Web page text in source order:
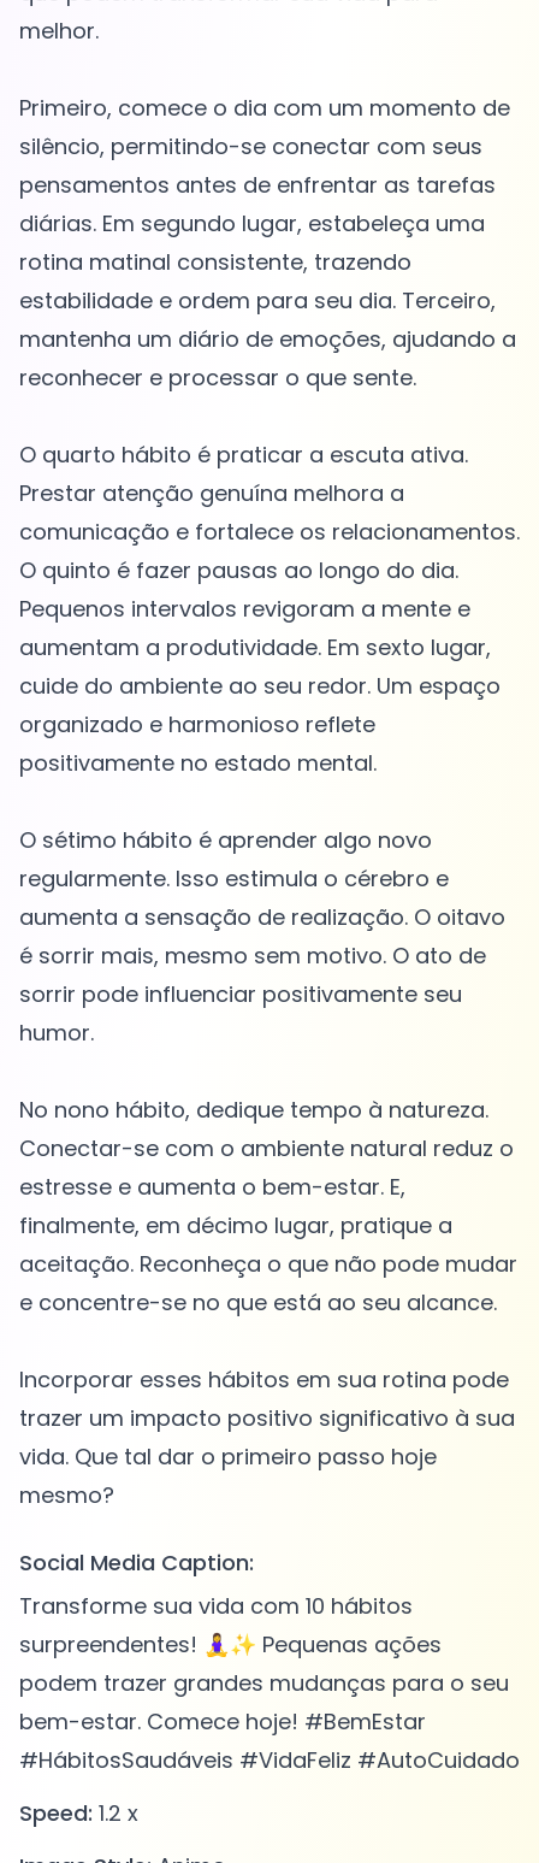
melhor.
Primeiro, comece o dia com um momento de
silêncio, permitindo-se conectar com seus
pensamentos antes de enfrentar as tarefas
diárias. Em segundo lugar, estabeleça uma
rotina matinal consistente, trazendo
estabilidade e ordem para seu dia. Terceiro,
mantenha um diário de emoções, ajudando a
reconhecer e processar o que sente.
O quarto hábito é praticar a escuta ativa.
Prestar atenção genuína melhora a
comunicação e fortalece os relacionamentos.
O quinto é fazer pausas ao longo do dia.
Pequenos intervalos revigoram a mente e
aumentam a produtividade. Em sexto lugar,
cuide do ambiente ao seu redor. Um espaço
organizado e harmonioso reflete
positivamente no estado mental.
O sétimo hábito é aprender algo novo
regularmente. Isso estimula o cérebro e
aumenta a sensação de realização. O oitavo
é sorrir mais, mesmo sem motivo. O ato de
sorrir pode influenciar positivamente seu
humor.
No nono hábito, dedique tempo à natureza.
Conectar-se com o ambiente natural reduz o
estresse e aumenta o bem-estar. E,
finalmente, em décimo lugar, pratique a
aceitação. Reconheça o que não pode mudar
e concentre-se no que está ao seu alcance.
Incorporar esses hábitos em sua rotina pode
trazer um impacto positivo significativo à sua
vida. Que tal dar o primeiro passo hoje
Social Media Caption:
Transforme sua vida com 10 hábitos
surpreendentes! 🧘‍♀️✨ Pequenas ações
podem trazer grandes mudanças para o seu
bem-estar. Comece hoje! #BemEstar
#HábitosSaudáveis #VidaFeliz #AutoCuidado
Speed: 1.2 x